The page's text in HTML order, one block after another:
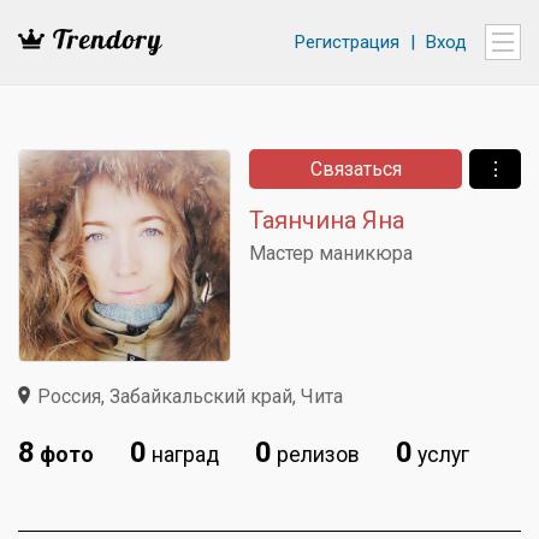
Регистрация | Вход
Мастер маникюра
Таянчина Яна
Связаться ⋮
Россия, Забайкальский край, Чита
8 фото 0 наград 0 релизов 0 услуг